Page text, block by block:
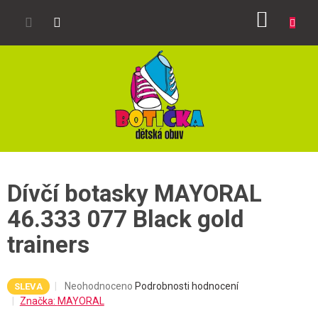
Dívčí botasky MAYORAL
46.333 077 Black gold
trainers
SLEVA
Průměrné
hodnocení
Neohodnoceno Podrobnosti hodnocení
Značka: MAYORAL